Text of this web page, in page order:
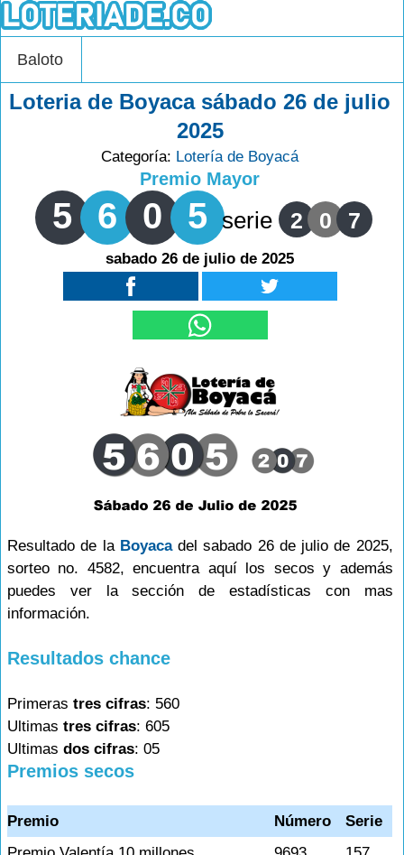
Baloto
Loteria de Boyaca sábado 26 de julio
2025
Categoría: Lotería de Boyacá
Premio Mayor
5 6 0 5 serie 2 0 7
sabado 26 de julio de 2025
Resultado de la Boyacadel sabado 26 de julio de 2025,
sorteo no. 4582, encuentra aquí los secos y además
puedes ver la sección de estadísticas con mas
información.
Resultados chance
Primeras tres cifras: 560
Ultimas tres cifras: 605
Ultimas dos cifras: 05
Premios secos
Premio Número
Serie